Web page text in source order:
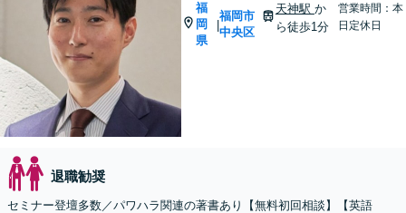
福
岡
県
|
福岡市
中央区
天神駅 か
ら徒歩1分
営業時間：本
日定休日
退職勧奨
セミナー登壇多数／パワハラ関連の著書あり【無料初回相談】【英語